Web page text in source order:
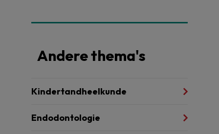
Andere thema's
Kindertandheelkunde
Endodontologie